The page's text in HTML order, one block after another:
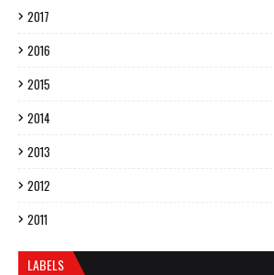
2017
2016
2015
2014
2013
2012
2011
LABELS